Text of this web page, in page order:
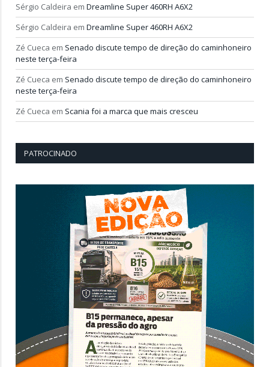
Sérgio Caldeira em Dreamline Super 460RH A6X2
Sérgio Caldeira em Dreamline Super 460RH A6X2
Zé Cueca em Senado discute tempo de direção do caminhoneiro
neste terça-feira
Zé Cueca em Senado discute tempo de direção do caminhoneiro
neste terça-feira
Zé Cueca em Scania foi a marca que mais cresceu
PATROCINADO